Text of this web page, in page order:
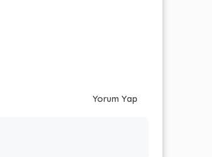
Yorum Yap